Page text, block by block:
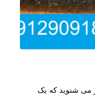
می شنوید که یک